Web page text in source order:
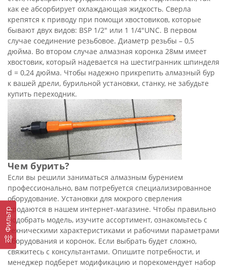
Фильтр
как ее абсорбирует охлаждающая жидкость. Сверла
крепятся к приводу при помощи хвостовиков, которые
бывают двух видов: BSP 1/2" или 1 1/4"UNC. В первом
случае соединение резьбовое. Диаметр резьбы – 0,5
дюйма. Во втором случае алмазная коронка 28мм имеет
хвостовик, который надевается на шестигранник шпинделя
d = 0,24 дюйма. Чтобы надежно прикрепить алмазный бур
к вашей дрели, бурильной установки, станку, не забудьте
купить переходник.
Чем бурить?
Если вы решили заниматься алмазным бурением
профессионально, вам потребуется специализированное
оборудование. Установки для мокрого сверления
продаются в нашем интернет-магазине. Чтобы правильно
подобрать модель, изучите ассортимент, ознакомьтесь с
техническими характеристиками и рабочими параметрами
оборудования и коронок. Если выбрать будет сложно,
свяжитесь с консультантами. Опишите потребности, и
менеджер подберет модификацию и порекомендует набор